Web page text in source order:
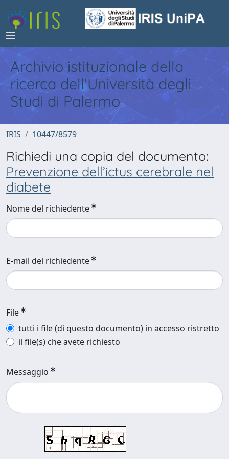
Archivio istituzionale della
ricerca dell'Università degli
Studi di Palermo
IRIS 10447/8579
Richiedi una copia del documento:
Prevenzione dell’ictus cerebrale nel
diabete
Nome del richiedente
E-mail del richiedente
File
tutti i file (di questo documento) in accesso ristretto
il file(s) che avete richiesto
Messaggio